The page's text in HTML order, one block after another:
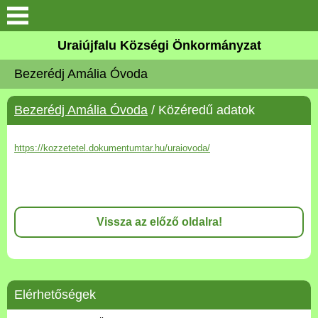
Köszöntő
Elérhetőségek
Uraiújfalu
Önkormányzat
Hivatal
Választási információk
Versenyképes Járások
Program
Uraiújfalu Községi Önkormányzat
Bezerédj Amália Óvoda
Bezerédj Amália Óvoda / Közéredű adatok
https://kozzetetel.dokumentumtar.hu/uraiovoda/
Vissza az előző oldalra!
Elérhetőségek